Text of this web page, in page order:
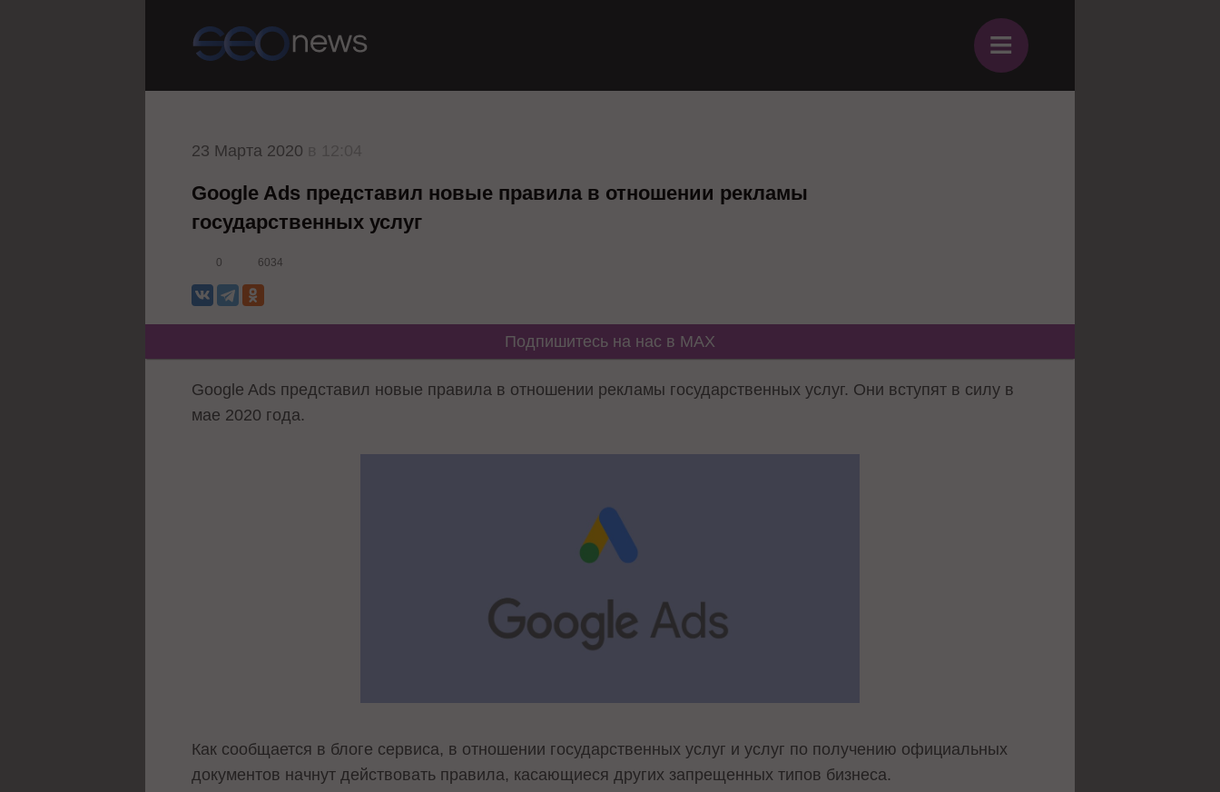
≡
23 Марта 2020
Google Ads представил новые правила в отношении рекламы
государственных услуг
0 6034
Подпишитесь на нас в MAX
Google Ads представил новые правила в отношении рекламы государственных услуг. Они вступят в силу в
мае 2020 года.
Как сообщается в блоге сервиса, в отношении государственных услуг и услуг по получению официальных
документов начнут действовать правила, касающиеся других запрещенных типов бизнеса.